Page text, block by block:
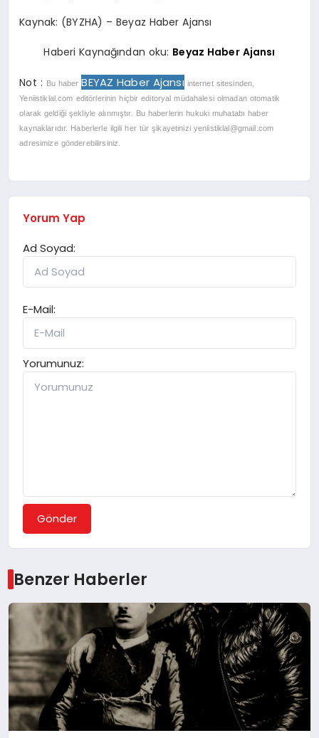
Kaynak: (BYZHA) – Beyaz Haber Ajansı
Haberi Kaynağından oku: Beyaz Haber Ajansı
Not : Bu haber BEYAZ Haber Ajansı internet sitesinden,
Yeniistiklal.com editörlerinin hiçbir editoryal müdahalesi olmadan otomatik
olarak geldiği şekliyle alınmıştır. Bu haberlerin hukuki muhatabı haber
kaynaklarıdır. Haberlerle ilgili her tür şikayetinizi yeniistiklal@gmail.com
adresimize gönderebilirsiniz.
Yorum Yap
Ad Soyad:
E-Mail:
Yorumunuz:
Gönder
Benzer Haberler